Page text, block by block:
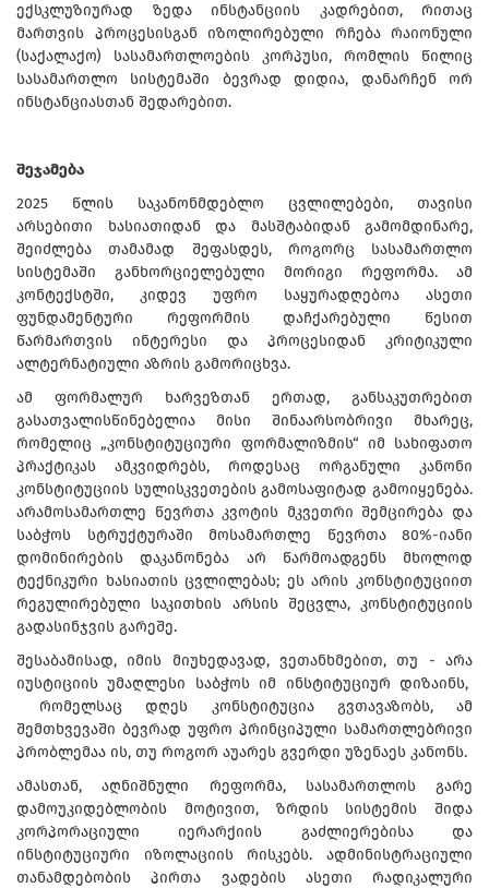
ექსკლუზიურად ზედა ინსტანციის კადრებით, რითაც
მართვის პროცესისგან იზოლირებული რჩება რაიონული
(საქალაქო) სასამართლოების კორპუსი, რომლის წილიც
სასამართლო სისტემაში ბევრად დიდია, დანარჩენ ორ
ინსტანციასთან შედარებით.
შეჯამება
2025 წლის საკანონმდებლო ცვლილებები, თავისი
არსებითი ხასიათიდან და მასშტაბიდან გამომდინარე,
შეიძლება თამამად შეფასდეს, როგორც სასამართლო
სისტემაში განხორციელებული მორიგი რეფორმა. ამ
კონტექსტში, კიდევ უფრო საყურადღებოა ასეთი
ფუნდამენტური რეფორმის დაჩქარებული წესით
წარმართვის ინტერესი და პროცესიდან კრიტიკული
ალტერნატიული აზრის გამორიცხვა.
ამ ფორმალურ ხარვეზთან ერთად, განსაკუთრებით
გასათვალისწინებელია მისი შინაარსობრივი მხარეც,
რომელიც „კონსტიტუციური ფორმალიზმის“ იმ სახიფათო
პრაქტიკას ამკვიდრებს, როდესაც ორგანული კანონი
კონსტიტუციის სულისკვეთების გამოსაფიტად გამოიყენება.
არამოსამართლე წევრთა კვოტის მკვეთრი შემცირება და
საბჭოს სტრუქტურაში მოსამართლე წევრთა 80%-იანი
დომინირების დაკანონება არ წარმოადგენს მხოლოდ
ტექნიკური ხასიათის ცვლილებას; ეს არის კონსტიტუციით
რეგულირებული საკითხის არსის შეცვლა, კონსტიტუციის
გადასინჯვის გარეშე.
შესაბამისად, იმის მიუხედავად, ვეთანხმებით, თუ - არა
იუსტიციის უმაღლესი საბჭოს იმ ინსტიტუციურ დიზაინს,
რომელსაც დღეს კონსტიტუცია გვთავაზობს, ამ
შემთხვევაში ბევრად უფრო პრინციპული სამართლებრივი
პრობლემაა ის, თუ როგორ აუარეს გვერდი უზენაეს კანონს.
ამასთან, აღნიშნული რეფორმა, სასამართლოს გარე
დამოუკიდებლობის მოტივით, ზრდის სისტემის შიდა
კორპორაციული იერარქიის გაძლიერებისა და
ინსტიტუციური იზოლაციის რისკებს. ადმინისტრაციული
თანამდებობის პირთა ვადების ასეთი რადიკალური